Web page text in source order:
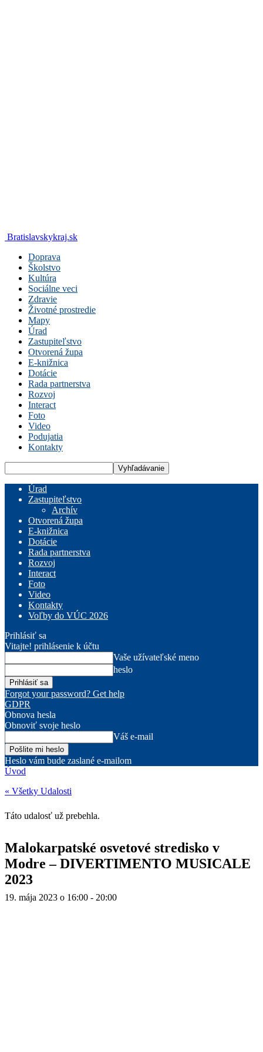
Bratislavskykraj.sk
Doprava
Školstvo
Kultúra
Sociálne veci
Zdravie
Životné prostredie
Mapy
Úrad
Zastupiteľstvo
Otvorená župa
E-knižnica
Dotácie
Rada partnerstva
Rozvoj
Interact
Foto
Video
Podujatia
Kontakty
Úrad
Zastupiteľstvo
Archív
Otvorená župa
E-knižnica
Dotácie
Rada partnerstva
Rozvoj
Interact
Foto
Video
Kontakty
Voľby do VÚC 2026
Prihlásiť sa
Vitajte! prihlásenie k účtu
Vaše užívateľské meno
heslo
Forgot your password? Get help
GDPR
Obnova hesla
Obnoviť svoje heslo
Váš e-mail
Heslo vám bude zaslané e-mailom
Úvod
« Všetky Udalosti
Táto udalosť už prebehla.
Malokarpatské osvetové stredisko v
Modre – DIVERTIMENTO MUSICALE
2023
19. mája 2023 o 16:00 - 20:00